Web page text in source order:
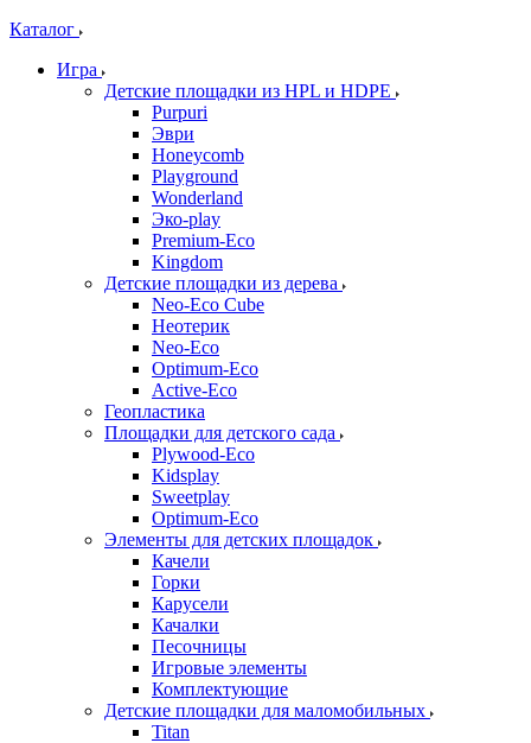
Каталог
Игра
Детские площадки из HPL и HDPE
Purpuri
Эври
Honeycomb
Playground
Wonderland
Эко-play
Premium-Eco
Kingdom
Детские площадки из дерева
Neo-Eco Cube
Неотерик
Neo-Eco
Оptimum-Еco
Active-Eco
Геопластика
Площадки для детского сада
Plywood-Eco
Kidsplay
Sweetplay
Оptimum-Еco
Элементы для детских площадок
Качели
Горки
Карусели
Качалки
Песочницы
Игровые элементы
Комплектующие
Детские площадки для маломобильных
Titan